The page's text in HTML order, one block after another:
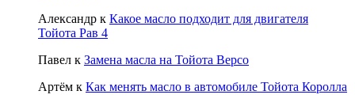
Александр к Какое масло подходит для двигателя
Тойота Рав 4
Павел к Замена масла на Тойота Версо
Артём к Как менять масло в автомобиле Тойота Королла